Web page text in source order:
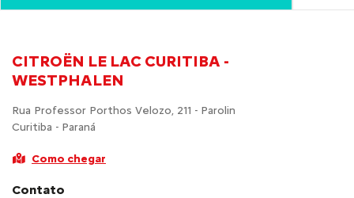
CITROËN LE LAC CURITIBA -
WESTPHALEN
Rua Professor Porthos Velozo, 211 - Parolin
Curitiba - Paraná
Como chegar
Contato